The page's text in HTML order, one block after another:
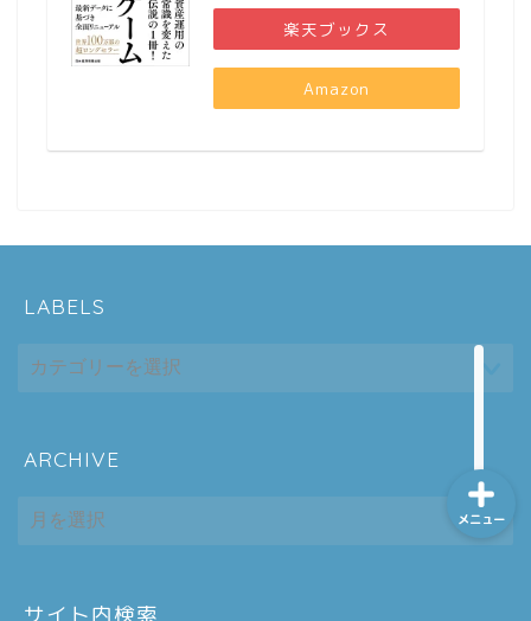
楽天ブックス
Amazon
LABELS
ARCHIVE
ARCHIVE
サイト内検索
メニュー
シーケンス制御